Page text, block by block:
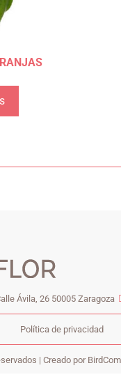
Ávila, 26 50005 Zaragoza
Política de privacidad
| Creado por BirdCom